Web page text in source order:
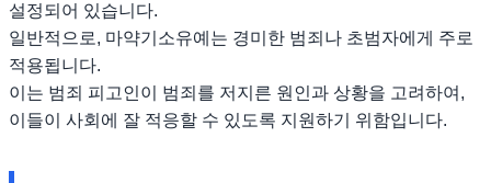
설정되어 있습니다.
일반적으로, 마약기소유예는 경미한 범죄나 초범자에게 주로
적용됩니다.
이는 범죄 피고인이 범죄를 저지른 원인과 상황을 고려하여,
이들이 사회에 잘 적응할 수 있도록 지원하기 위함입니다.